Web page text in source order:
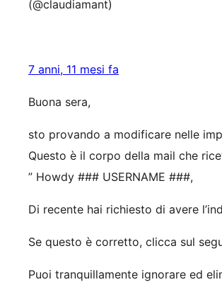
(@claudiamant)
7 anni, 11 mesi fa
Buona sera,
sto provando a modificare nelle
Questo è il corpo della mail che
” Howdy ### USERNAME ###,
Di recente hai richiesto di avere
Se questo è corretto, clicca sul
Puoi tranquillamente ignorare ed